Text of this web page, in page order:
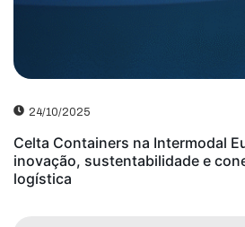
24/10/2025
Celta Containers na Intermodal
inovação, sustentabilidade e
logística